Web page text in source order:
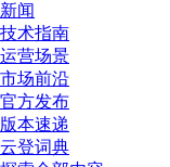
新闻
技术指南
运营场景
市场前沿
官方发布
版本速递
云登词典